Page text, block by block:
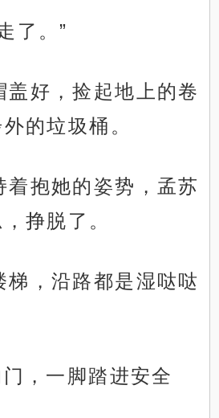
了。”
盖好，捡起地上的卷
的垃圾桶。
着抱她的姿势，孟苏
挣脱了。
梯，沿路都是湿哒哒
，一脚踏进安全